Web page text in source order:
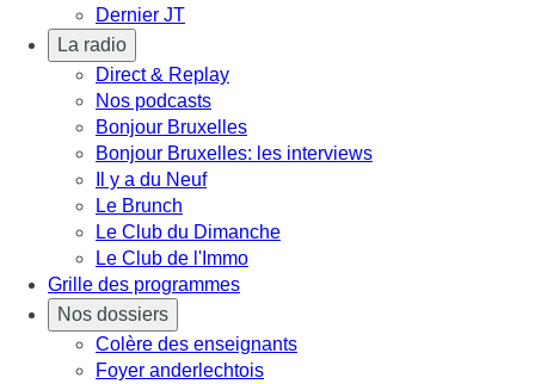
Dernier JT
La radio
Direct & Replay
Nos podcasts
Bonjour Bruxelles
Bonjour Bruxelles: les interviews
Il y a du Neuf
Le Brunch
Le Club du Dimanche
Le Club de l'Immo
Grille des programmes
Nos dossiers
Colère des enseignants
Foyer anderlechtois